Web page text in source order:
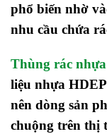
phổ biến nhờ
nhu cầu chứa
Thùng rác
liệu nhựa
nên dòng sản
chuộng trên thị